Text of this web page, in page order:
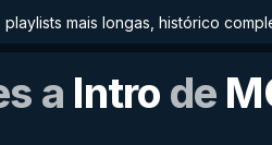
playlists mais longas, histórico
a Intro de